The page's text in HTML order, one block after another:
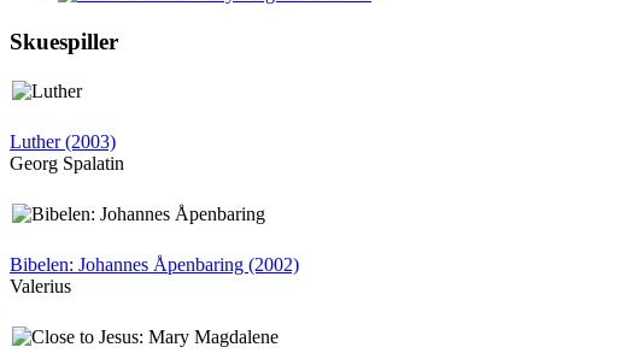
Skuespiller
Luther (2003)
Georg Spalatin
Bibelen: Johannes Åpenbaring (2002)
Valerius